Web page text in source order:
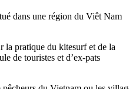
dans une région du Viêt Nam
la pratique du kitesurf et de la
de touristes et d’ex-pats